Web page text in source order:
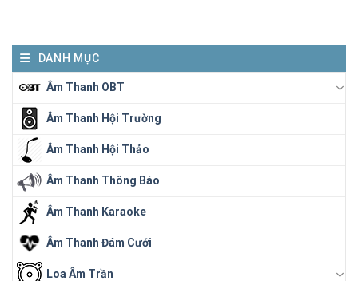
DANH MỤC
Âm Thanh OBT
Âm Thanh Hội Trường
Âm Thanh Hội Thảo
Âm Thanh Thông Báo
Âm Thanh Karaoke
Âm Thanh Đám Cưới
Loa Âm Trần